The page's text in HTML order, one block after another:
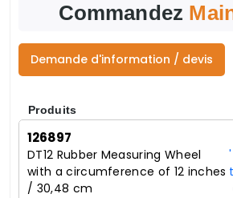
Commandez
Demande d'information / devis
Produits
126897
DT12 Rubber Measuring Wheel
with a circumference of 12 inches
/ 30,48 cm
'